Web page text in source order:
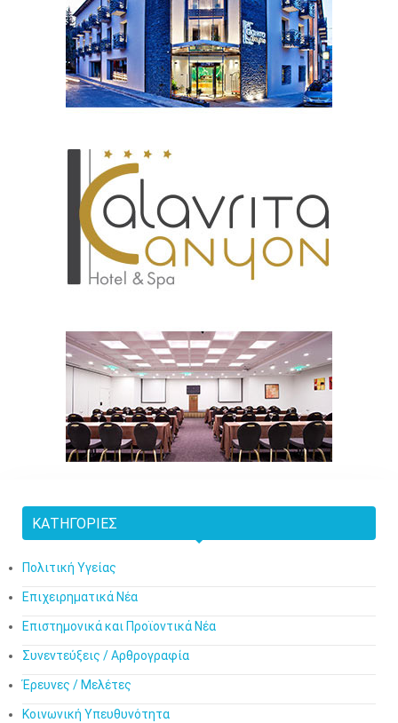
ΚΑΤΗΓΟΡΊΕΣ
Πολιτική Υγείας
Επιχειρηματικά Νέα
Επιστημονικά και Προϊοντικά Νέα
Συνεντεύξεις / Αρθρογραφία
Έρευνες / Μελέτες
Κοινωνική Υπευθυνότητα